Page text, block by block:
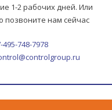
1-2 рабочих дней. Или
позвоните нам сейчас
495-748-7978
@controlgroup.ru